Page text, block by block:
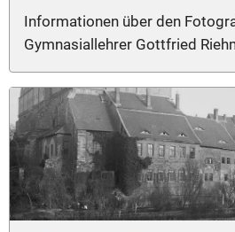
Informationen über den
Gymnasiallehrer Gottfried